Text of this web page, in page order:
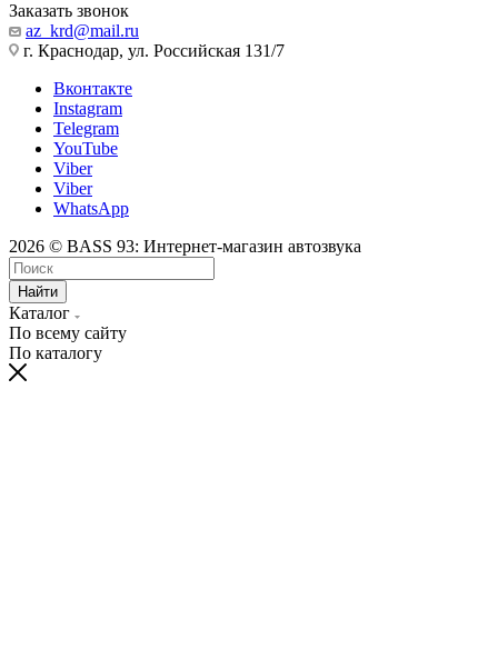
Заказать звонок
az_krd@mail.ru
г. Краснодар, ул. Российская 131/7
Вконтакте
Instagram
Telegram
YouTube
Viber
Viber
WhatsApp
2026 © BASS 93: Интернет-магазин автозвука
Найти
Каталог
По всему сайту
По каталогу